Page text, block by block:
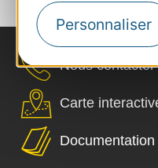
Personnaliser
119
Nous contacter
Carte
Documentation